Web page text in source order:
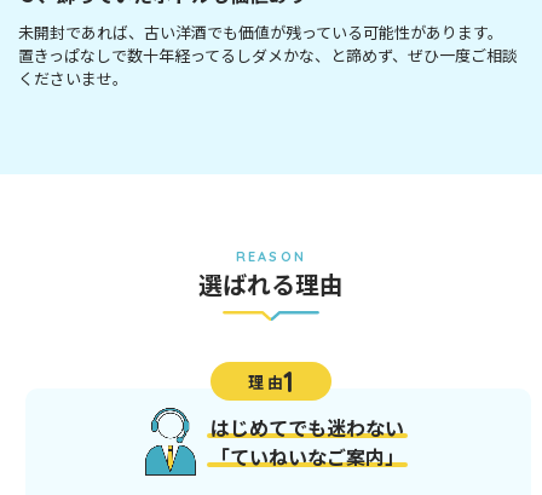
未開封であれば、古い洋酒でも価値が残っている可能性があります。
置きっぱなしで数十年経ってるしダメかな、と諦めず、ぜひ一度ご相談
くださいませ。
REASON
選ばれる理由
理 由1
はじめてでも迷わない
「ていねいなご案内」